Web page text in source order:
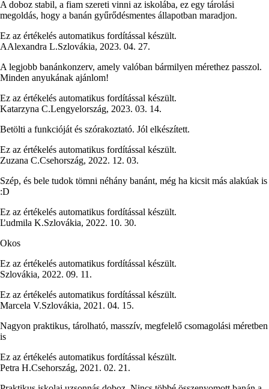
A doboz stabil, a fiam szereti vinni az iskolába, ez egy tárolási
megoldás, hogy a banán gyűrődésmentes állapotban maradjon.
Ez az értékelés automatikus fordítással készült.
AAlexandra L.Szlovákia, 2023. 04. 27.
A legjobb banánkonzerv, amely valóban bármilyen mérethez passzol.
Minden anyukának ajánlom!
Ez az értékelés automatikus fordítással készült.
Katarzyna C.Lengyelország, 2023. 03. 14.
Betölti a funkcióját és szórakoztató. Jól elkészített.
Ez az értékelés automatikus fordítással készült.
Zuzana C.Csehország, 2022. 12. 03.
Szép, és bele tudok tömni néhány banánt, még ha kicsit más alakúak is
:D
Ez az értékelés automatikus fordítással készült.
Ľudmila K.Szlovákia, 2022. 10. 30.
Okos
Ez az értékelés automatikus fordítással készült.
Szlovákia, 2022. 09. 11.
Ez az értékelés automatikus fordítással készült.
Marcela V.Szlovákia, 2021. 04. 15.
Nagyon praktikus, tárolható, masszív, megfelelő csomagolási méretben
is
Ez az értékelés automatikus fordítással készült.
Petra H.Csehország, 2021. 02. 21.